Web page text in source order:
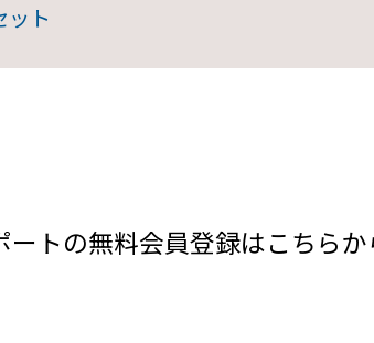
ット
ートの無料会員登録はこちらか